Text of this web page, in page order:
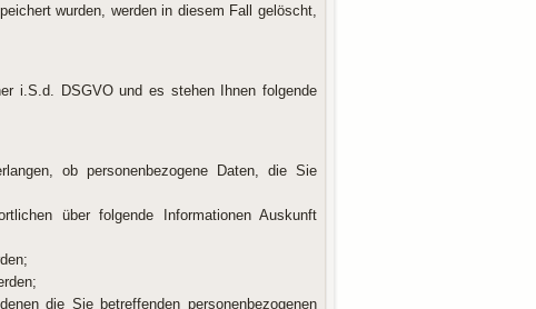
wurden, werden in diesem Fall gelöscht,
i.S.d. DSGVO und es stehen Ihnen folgende
ob personenbezogene Daten, die Sie
über folgende Informationen Auskunft
die Sie betreffenden personenbezogenen